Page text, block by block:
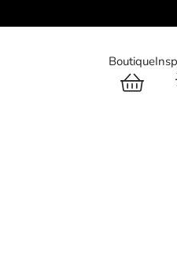
Boutique